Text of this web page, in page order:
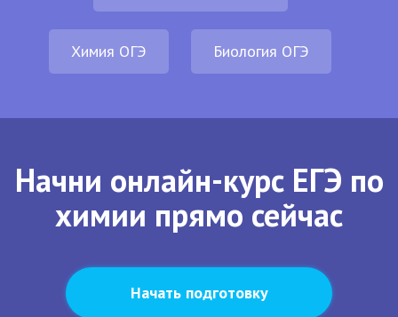
Химия ОГЭ Биология ОГЭ
Начни онлайн-курс ЕГЭ по
химии прямо сейчас
Начать подготовку